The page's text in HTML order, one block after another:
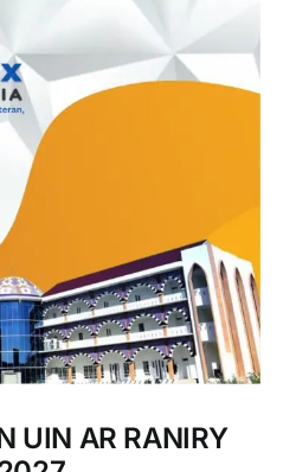
UIN AR RANIRY